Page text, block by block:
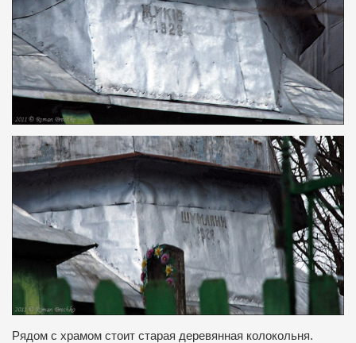
Рядом с храмом стоит старая деревянная колокольня.